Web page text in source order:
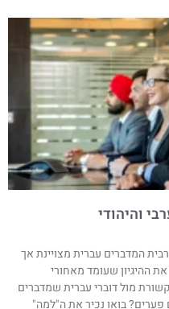
והיהודי
המדברים עברית מצויינת אך
ההיגיון שעומד מאחורי
מול דוברי עברית שמדברים
בואו נכיר את ה"למה"